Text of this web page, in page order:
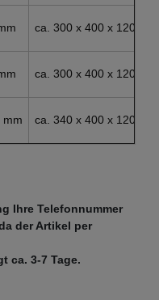
ca. 300 x 400 x 120 mm
ca. 300 x 400 x 120 mm
mm ca. 340 x 400 x 120 mm
Ihre Telefonnummer
der Artikel per
ca. 3-7 Tage.